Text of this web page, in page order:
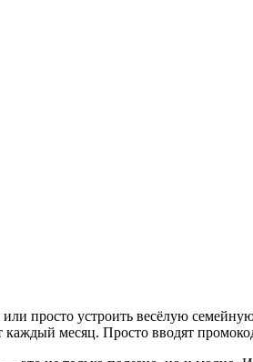
просто устроить весёлую
месяц. Просто вводят